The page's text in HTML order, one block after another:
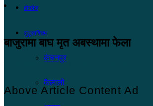
होमपेज
सुदूरपश्चिम
कंचनपुर
कैलाली
बाजुरामा बाघ मृत अबस्थामा फेला
२०८२ माघ १०, शनिबार ०१:५१
Above Article Content Ad